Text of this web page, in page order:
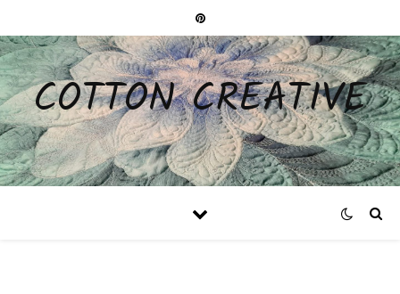
COTTON CREATIVE